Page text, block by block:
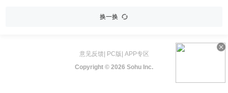
换一换
意见反馈 PC版 APP专区
Copyright © 2026 Sohu Inc.